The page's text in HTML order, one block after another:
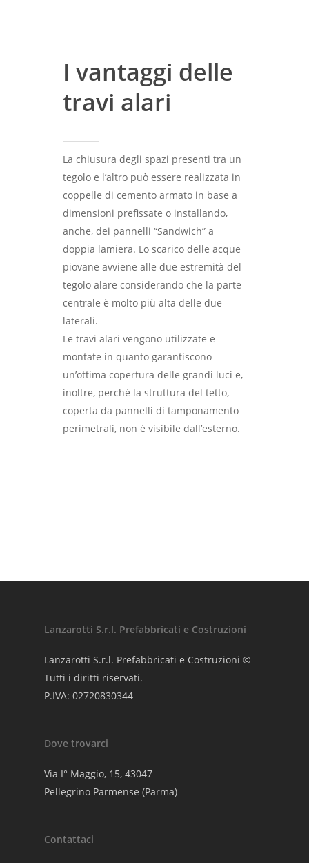
I vantaggi delle
travi alari
La chiusura degli spazi presenti tra un
tegolo e l’altro può essere realizzata in
coppelle di cemento armato in base a
dimensioni prefissate o installando,
anche, dei pannelli “Sandwich” a
doppia lamiera. Lo scarico delle acque
piovane avviene alle due estremità del
tegolo alare considerando che la parte
centrale è molto più alta delle due
laterali.
Le travi alari vengono utilizzate e
montate in quanto garantiscono
un’ottima copertura delle grandi luci e,
inoltre, perché la struttura del tetto,
coperta da pannelli di tamponamento
perimetrali, non è visibile dall’esterno.
Lanzarotti S.r.l. Prefabbricati e Costruzioni
Lanzarotti S.r.l. Prefabbricati e Costruzioni ©
Tutti i diritti riservati.
P.IVA: 02720830344
Dove trovarci
Via I° Maggio, 15, 43047
Pellegrino Parmense (Parma)
Contattaci